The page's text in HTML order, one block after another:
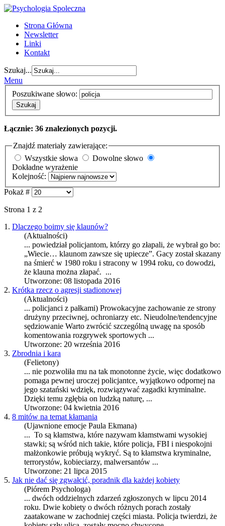
Strona Główna
Newsletter
Linki
Kontakt
Szukaj...
Menu
Poszukiwane słowo:
Szukaj
Łącznie: 36 znalezionych pozycji.
Znajdź materiały zawierające:
Wszystkie słowa
Dowolne słowo
Dokładne wyrażenie
Kolejność:
Pokaż #
Strona 1 z 2
1. Dlaczego boimy się klaunów?
(Aktualności)
... powiedziałpolicjantom, którzy go złapali, że wybrał go bo:
„Wiecie… klaunom zawsze się upiecze”. Gacy został skazany
na śmierć w 1980 roku i stracony w 1994 roku, co dowodzi,
że klauna można złapać. ...
Utworzone: 08 listopada 2016
2. Krótka rzecz o agresji stadionowej
(Aktualności)
... policjanci z pałkami) Prowokacyjne zachowanie ze strony
drużyny przeciwnej, ochroniarzy etc. Nieudolne/tendencyjne
sędziowanie Warto zwrócić szczególną uwagę na sposób
komentowania rozgrywek sportowych ...
Utworzone: 20 września 2016
3. Zbrodnia i kara
(Felietony)
... nie pozwoliła mu na tak monotonne życie, więc dodatkowo
pomaga pewnej uroczej policjantce, wyjątkowo odpornej na
jego szatański wdzięk, rozwiązywać zagadki kryminalne.
Dzięki temu zgłębia on ludzką naturę, ...
Utworzone: 04 kwietnia 2016
4. 8 mitów na temat kłamania
(Ujawnione emocje Paula Ekmana)
... To są kłamstwa, które nazywam kłamstwami wysokiej
stawki; są wśród nich takie, które policja, FBI i niespokojni
małżonkowie próbują wykryć. Są to kłamstwa kryminalne,
terrorystów, kobieciarzy, malwersantów ...
Utworzone: 21 lipca 2015
5. Jak nie dać się zgwałcić, poradnik dla każdej kobiety
(Piórem Psychologa)
... dwóch oddzielnych zdarzeń zgłoszonych w lipcu 2014
roku. Dwie kobiety o dwóch różnych porach zostały
zaatakowane w zachodniej części miasta. Policja twierdzi, że